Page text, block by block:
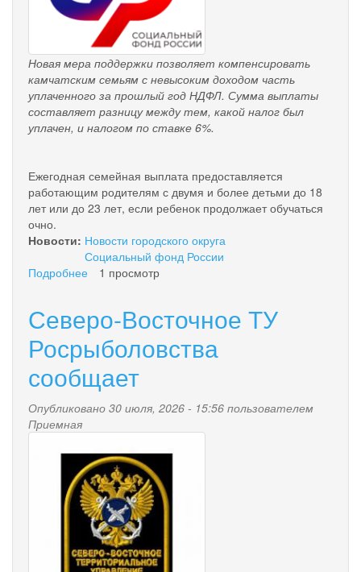
Новая мера поддержки позволяет компенсировать
камчатским семьям с невысоким доходом часть
уплаченного за прошлый год НДФЛ. Сумма выплаты
составляет разницу между тем, какой налог был
уплачен, и налогом по ставке 6%.
Ежегодная семейная выплата предоставляется
работающим родителям с двумя и более детьми до 18
лет или до 23 лет, если ребенок продолжает обучаться
очно.
Новости: Новости городского округа
Социальный фонд России
Подробнее
тысяч
заявлений
на
семейную
выплату
одобрило
работающим
родителям
региональное
отделение
Соцфонда
с
начала
действия
программы
1 просмотр
Северо-Восточное ТУ
Росрыболовства
сообщает
Опубликовано 30 июля, 2026 - 15:56 пользователем
Приемная
svtu.jpg